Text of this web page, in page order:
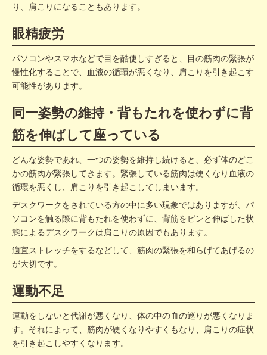
り、肩こりになることもあります。
眼精疲労
パソコンやスマホなどで目を酷使しすぎると、目の筋肉の緊張が
慢性化することで、血液の循環が悪くなり、肩こりを引き起こす
可能性があります。
同一姿勢の維持・背もたれを使わずに背
筋を伸ばして座っている
どんな姿勢であれ、一つの姿勢を維持し続けると、必ず体のどこ
かの筋肉が緊張してきます。緊張している筋肉は硬くなり血液の
循環を悪くし、肩こりを引き起こしてしまいます。
デスクワークをされている方の中に多い現象ではありますが、パ
ソコンを触る際に背もたれを使わずに、背筋をピンと伸ばした状
態によるデスクワークは肩こりの原因でもあります。
適宜ストレッチをするなどして、筋肉の緊張を和らげてあげるの
が大切です。
運動不足
運動をしないと代謝が悪くなり、体の中の血の巡りが悪くなりま
す。それによって、筋肉が硬くなりやすくもなり、肩こりの症状
を引き起こしやすくなります。